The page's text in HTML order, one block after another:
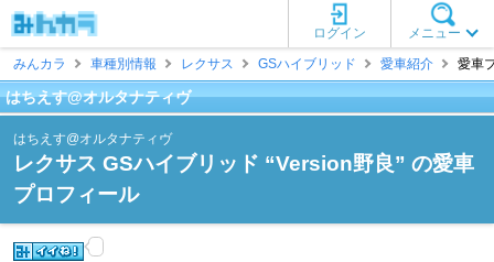
メニュー
ログイン
みんカラ
車種別情報 レクサス GSハイブリッド 愛車紹介 愛車
はちえす@オルタナティヴ
はちえす@オルタナティヴ
レクサス GSハイブリッド “Version野良” の愛車
プロフィール